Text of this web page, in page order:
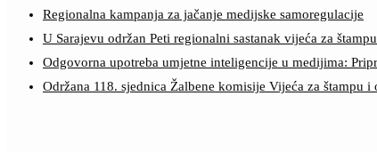
Regionalna kampanja za jačanje medijske samoregulacije
U Sarajevu održan Peti regionalni sastanak vijeća za
Odgovorna upotreba umjetne inteligencije u medijima:
Održana 118. sjednica Žalbene komisije Vijeća za štampu